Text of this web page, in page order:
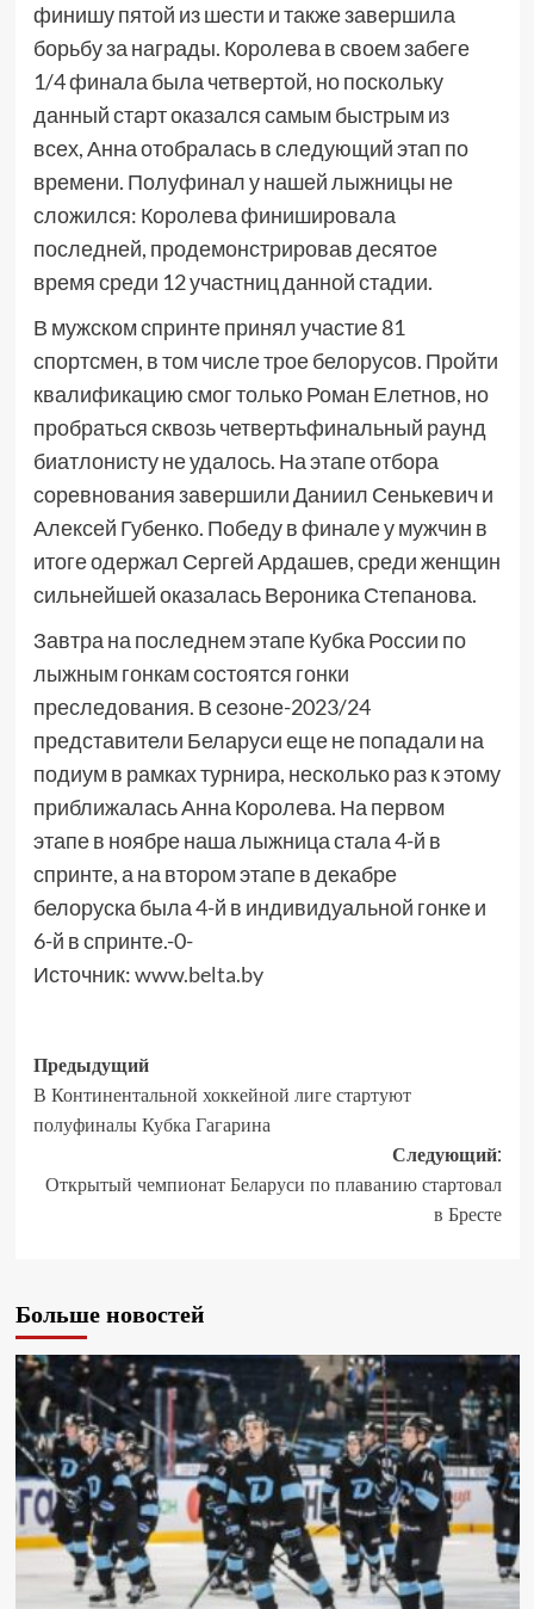
финишу пятой из шести и также завершила
борьбу за награды. Королева в своем забеге
1/4 финала была четвертой, но поскольку
данный старт оказался самым быстрым из
всех, Анна отобралась в следующий этап по
времени. Полуфинал у нашей лыжницы не
сложился: Королева финишировала
последней, продемонстрировав десятое
время среди 12 участниц данной стадии.
В мужском спринте принял участие 81
спортсмен, в том числе трое белорусов. Пройти
квалификацию смог только Роман Елетнов, но
пробраться сквозь четвертьфинальный раунд
биатлонисту не удалось. На этапе отбора
соревнования завершили Даниил Сенькевич и
Алексей Губенко. Победу в финале у мужчин в
итоге одержал Сергей Ардашев, среди женщин
сильнейшей оказалась Вероника Степанова.
Завтра на последнем этапе Кубка России по
лыжным гонкам состоятся гонки
преследования. В сезоне-2023/24
представители Беларуси еще не попадали на
подиум в рамках турнира, несколько раз к этому
приближалась Анна Королева. На первом
этапе в ноябре наша лыжница стала 4-й в
спринте, а на втором этапе в декабре
белоруска была 4-й в индивидуальной гонке и
6-й в спринте.-0-
Источник:www.belta.by
Предыдущий
В Континентальной хоккейной лиге стартуют
полуфиналы Кубка Гагарина
Следующий:
Открытый чемпионат Беларуси по плаванию стартовал
в Бресте
Больше новостей